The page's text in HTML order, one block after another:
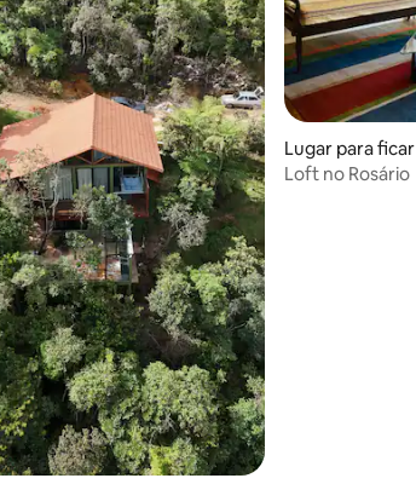
de 5, 80 avaliações
Lugar para
Loft no Rosário